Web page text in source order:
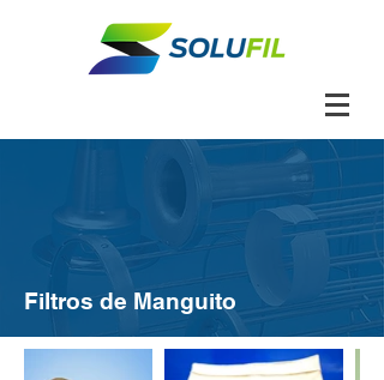
Filtros de Manguito